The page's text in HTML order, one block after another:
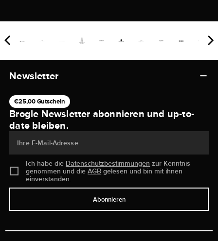
Newsletter
€25,00 Gutschein
Brogle Newsletter abonnieren und up-to-
date bleiben.
Ihre E-Mail-Adresse
Ich habe die Datenschutzbestimmungen zur Kenntnis
genommen und dieAGB gelesen und bin mit ihnen
einverstanden.
Abonnieren